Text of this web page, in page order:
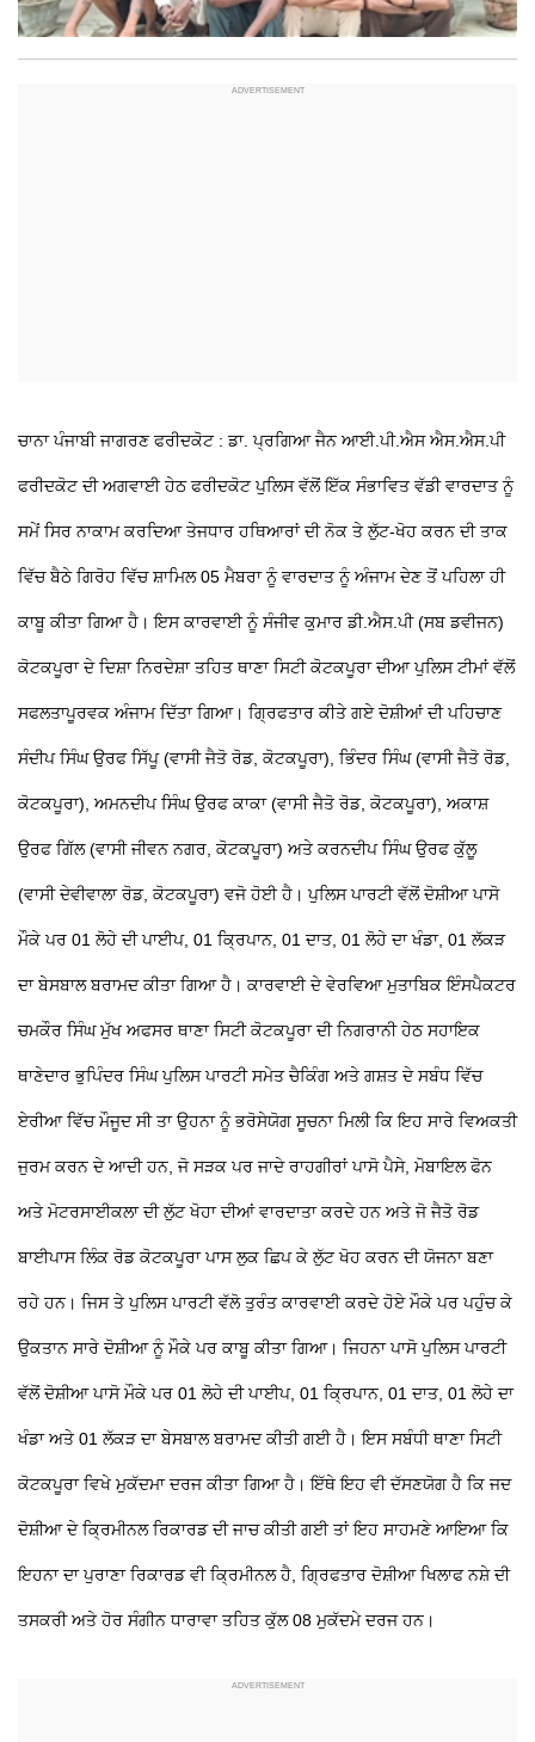
ਚਾਨਾ ਪੰਜਾਬੀ ਜਾਗਰਣ ਫਰੀਦਕੋਟ : ਡਾ. ਪ੍ਰਗਿਆ ਜੈਨ ਆਈ.ਪੀ.ਐਸ ਐਸ.ਐਸ.ਪੀ
ਫਰੀਦਕੋਟ ਦੀ ਅਗਵਾਈ ਹੇਠ ਫਰੀਦਕੋਟ ਪੁਲਿਸ ਵੱਲੋਂ ਇੱਕ ਸੰਭਾਵਿਤ ਵੱਡੀ ਵਾਰਦਾਤ ਨੂੰ
ਸਮੇਂ ਸਿਰ ਨਾਕਾਮ ਕਰਦਿਆ ਤੇਜਧਾਰ ਹਥਿਆਰਾਂ ਦੀ ਨੋਕ ਤੇ ਲੁੱਟ-ਖੋਹ ਕਰਨ ਦੀ ਤਾਕ
ਵਿੱਚ ਬੈਠੇ ਗਿਰੋਹ ਵਿੱਚ ਸ਼ਾਮਿਲ 05 ਮੈਬਰਾ ਨੂੰ ਵਾਰਦਾਤ ਨੂੰ ਅੰਜਾਮ ਦੇਣ ਤੋਂ ਪਹਿਲਾ ਹੀ
ਕਾਬੂ ਕੀਤਾ ਗਿਆ ਹੈ। ਇਸ ਕਾਰਵਾਈ ਨੂੰ ਸੰਜੀਵ ਕੁਮਾਰ ਡੀ.ਐਸ.ਪੀ (ਸਬ ਡਵੀਜਨ)
ਕੋਟਕਪੂਰਾ ਦੇ ਦਿਸ਼ਾ ਨਿਰਦੇਸ਼ਾ ਤਹਿਤ ਥਾਣਾ ਸਿਟੀ ਕੋਟਕਪੂਰਾ ਦੀਆ ਪੁਲਿਸ ਟੀਮਾਂ ਵੱਲੋਂ
ਸਫਲਤਾਪੂਰਵਕ ਅੰਜਾਮ ਦਿੱਤਾ ਗਿਆ। ਗ੍ਰਿਫਤਾਰ ਕੀਤੇ ਗਏ ਦੋਸ਼ੀਆਂ ਦੀ ਪਹਿਚਾਣ
ਸੰਦੀਪ ਸਿੰਘ ਉਰਫ ਸਿੱਪੂ (ਵਾਸੀ ਜੈਤੋ ਰੋਡ, ਕੋਟਕਪੂਰਾ), ਭਿੰਦਰ ਸਿੰਘ (ਵਾਸੀ ਜੈਤੋ ਰੋਡ,
ਕੋਟਕਪੂਰਾ), ਅਮਨਦੀਪ ਸਿੰਘ ਉਰਫ ਕਾਕਾ (ਵਾਸੀ ਜੈਤੋ ਰੋਡ, ਕੋਟਕਪੂਰਾ), ਅਕਾਸ਼
ਉਰਫ ਗਿੱਲ (ਵਾਸੀ ਜੀਵਨ ਨਗਰ, ਕੋਟਕਪੂਰਾ) ਅਤੇ ਕਰਨਦੀਪ ਸਿੰਘ ਉਰਫ ਕੁੱਲੂ
(ਵਾਸੀ ਦੇਵੀਵਾਲਾ ਰੋਡ, ਕੋਟਕਪੂਰਾ) ਵਜੋ ਹੋਈ ਹੈ। ਪੁਲਿਸ ਪਾਰਟੀ ਵੱਲੋਂ ਦੋਸ਼ੀਆ ਪਾਸੋ
ਮੌਕੇ ਪਰ 01 ਲੋਹੇ ਦੀ ਪਾਈਪ, 01 ਕ੍ਰਿਪਾਨ, 01 ਦਾਤ, 01 ਲੋਹੇ ਦਾ ਖੰਡਾ, 01 ਲੱਕੜ
ਦਾ ਬੇਸਬਾਲ ਬਰਾਮਦ ਕੀਤਾ ਗਿਆ ਹੈ। ਕਾਰਵਾਈ ਦੇ ਵੇਰਵਿਆ ਮੁਤਾਬਿਕ ਇੰਸਪੈਕਟਰ
ਚਮਕੌਰ ਸਿੰਘ ਮੁੱਖ ਅਫਸਰ ਥਾਣਾ ਸਿਟੀ ਕੋਟਕਪੂਰਾ ਦੀ ਨਿਗਰਾਨੀ ਹੇਠ ਸਹਾਇਕ
ਥਾਣੇਦਾਰ ਭੁਪਿੰਦਰ ਸਿੰਘ ਪੁਲਿਸ ਪਾਰਟੀ ਸਮੇਤ ਚੈਕਿੰਗ ਅਤੇ ਗਸ਼ਤ ਦੇ ਸਬੰਧ ਵਿੱਚ
ਏਰੀਆ ਵਿੱਚ ਮੌਜੂਦ ਸੀ ਤਾ ਉਹਨਾ ਨੂੰ ਭਰੋਸੇਯੋਗ ਸੂਚਨਾ ਮਿਲੀ ਕਿ ਇਹ ਸਾਰੇ ਵਿਅਕਤੀ
ਜੁਰਮ ਕਰਨ ਦੇ ਆਦੀ ਹਨ, ਜੋ ਸੜਕ ਪਰ ਜਾਦੇ ਰਾਹਗੀਰਾਂ ਪਾਸੋ ਪੈਸੇ, ਮੋਬਾਇਲ ਫੋਨ
ਅਤੇ ਮੋਟਰਸਾਈਕਲਾ ਦੀ ਲੁੱਟ ਖੋਹਾ ਦੀਆਂ ਵਾਰਦਾਤਾ ਕਰਦੇ ਹਨ ਅਤੇ ਜੋ ਜੈਤੋ ਰੋਡ
ਬਾਈਪਾਸ ਲਿੰਕ ਰੋਡ ਕੋਟਕਪੂਰਾ ਪਾਸ ਲੁਕ ਛਿਪ ਕੇ ਲੁੱਟ ਖੋਹ ਕਰਨ ਦੀ ਯੋਜਨਾ ਬਣਾ
ਰਹੇ ਹਨ। ਜਿਸ ਤੇ ਪੁਲਿਸ ਪਾਰਟੀ ਵੱਲੋ ਤੁਰੰਤ ਕਾਰਵਾਈ ਕਰਦੇ ਹੋਏ ਮੌਕੇ ਪਰ ਪਹੁੰਚ ਕੇ
ਉਕਤਾਨ ਸਾਰੇ ਦੋਸ਼ੀਆ ਨੂੰ ਮੌਕੇ ਪਰ ਕਾਬੂ ਕੀਤਾ ਗਿਆ। ਜਿਹਨਾ ਪਾਸੋ ਪੁਲਿਸ ਪਾਰਟੀ
ਵੱਲੋਂ ਦੋਸ਼ੀਆ ਪਾਸੋ ਮੌਕੇ ਪਰ 01 ਲੋਹੇ ਦੀ ਪਾਈਪ, 01 ਕ੍ਰਿਪਾਨ, 01 ਦਾਤ, 01 ਲੋਹੇ ਦਾ
ਖੰਡਾ ਅਤੇ 01 ਲੱਕੜ ਦਾ ਬੇਸਬਾਲ ਬਰਾਮਦ ਕੀਤੀ ਗਈ ਹੈ। ਇਸ ਸਬੰਧੀ ਥਾਣਾ ਸਿਟੀ
ਕੋਟਕਪੂਰਾ ਵਿਖੇ ਮੁਕੱਦਮਾ ਦਰਜ ਕੀਤਾ ਗਿਆ ਹੈ। ਇੱਥੇ ਇਹ ਵੀ ਦੱਸਣਯੋਗ ਹੈ ਕਿ ਜਦ
ਦੋਸ਼ੀਆ ਦੇ ਕ੍ਰਿਮੀਨਲ ਰਿਕਾਰਡ ਦੀ ਜਾਚ ਕੀਤੀ ਗਈ ਤਾਂ ਇਹ ਸਾਹਮਣੇ ਆਇਆ ਕਿ
ਇਹਨਾ ਦਾ ਪੁਰਾਣਾ ਰਿਕਾਰਡ ਵੀ ਕ੍ਰਿਮੀਨਲ ਹੈ, ਗ੍ਰਿਫਤਾਰ ਦੋਸ਼ੀਆ ਖਿਲਾਫ ਨਸ਼ੇ ਦੀ
ਤਸਕਰੀ ਅਤੇ ਹੋਰ ਸੰਗੀਨ ਧਾਰਾਵਾ ਤਹਿਤ ਕੁੱਲ 08 ਮੁਕੱਦਮੇ ਦਰਜ ਹਨ।